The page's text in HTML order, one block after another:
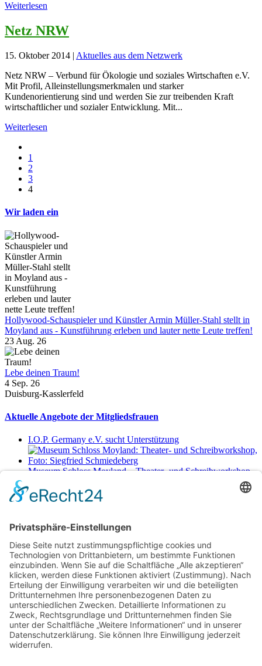
Weiterlesen
Netz NRW
15. Oktober 2014 | Aktuelles aus dem Netzwerk
Netz NRW – Verbund für Ökologie und soziales Wirtschaften e.V.
Mit Profil, Alleinstellungsmerkmalen und starker
Kundenorientierung sind und werden Sie zur treibenden Kraft
wirtschaftlicher und sozialer Entwicklung. Mit...
Weiterlesen
1
2
3
4
Wir laden ein
Hollywood-Schauspieler und Künstler Armin Müller-Stahl stellt in
Moyland aus - Kunstführung erleben und lauter nette Leute treffen!
23 Aug. 26
Lebe deinen Traum!
4 Sep. 26
Duisburg-Kasslerfeld
Aktuelle Angebote der Mitgliedsfrauen
I.O.P. Germany e.V. sucht Unterstützung
Museum Schloss Moyland – Theater- und Schreibworkshop
Netzwerkerinnen
Login für Mitglieder
Noch kein Mitglied im unternehmerinnen forum niederrhein?
gibt es weitere Informationen.
Für Mitgliedsfrauen: zum Erstellen eigener Angebote und zum
Bearbeiten des Unternehmensprofils bitte einloggen!
Social Media
Folge dem unternehmerinnen forum niederrhein auch auf Facebook,
Instagram oder LinkedIn.